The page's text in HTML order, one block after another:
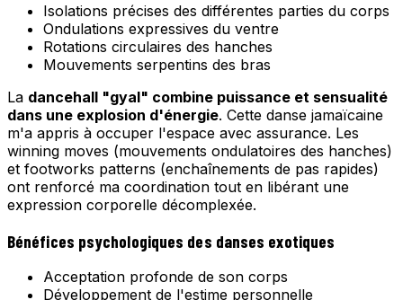
Isolations précises des différentes parties du corps
Ondulations expressives du ventre
Rotations circulaires des hanches
Mouvements serpentins des bras
La dancehall "gyal" combine puissance et sensualité
dans une explosion d'énergie. Cette danse jamaïcaine
m'a appris à occuper l'espace avec assurance. Les
winning moves (mouvements ondulatoires des hanches)
et footworks patterns (enchaînements de pas rapides)
ont renforcé ma coordination tout en libérant une
expression corporelle décomplexée.
Bénéfices psychologiques des danses exotiques
Acceptation profonde de son corps
Développement de l'estime personnelle